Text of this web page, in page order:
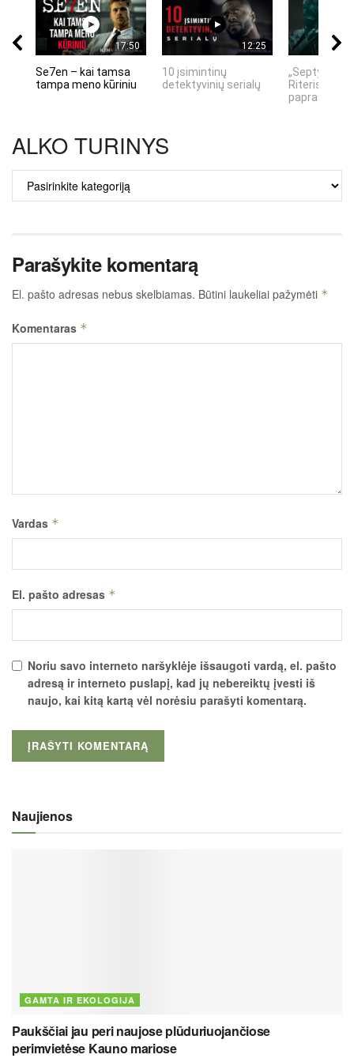
17:50
Se7en – kai tamsa
tampa meno kūriniu
12:25
10 įsimintinų
detektyvinių serialų
„Septynių
Riteris" – kai
ALKO TURINYS
ALKO
TURINYS
Parašykite komentarą
El. pašto adresas nebus skelbiamas. Būtini laukeliai pažymėti *
Komentaras *
Vardas *
El. pašto adresas *
Noriu savo interneto naršyklėje išsaugoti vardą, el. pašto
adresą ir interneto puslapį, kad jų nebereiktų įvesti iš
naujo, kai kitą kartą vėl norėsiu parašyti komentarą.
Naujienos
GAMTA IR EKOLOGIJA
Paukščiai jau peri naujose plūduriuojančiose
perimvietėse Kauno mariose